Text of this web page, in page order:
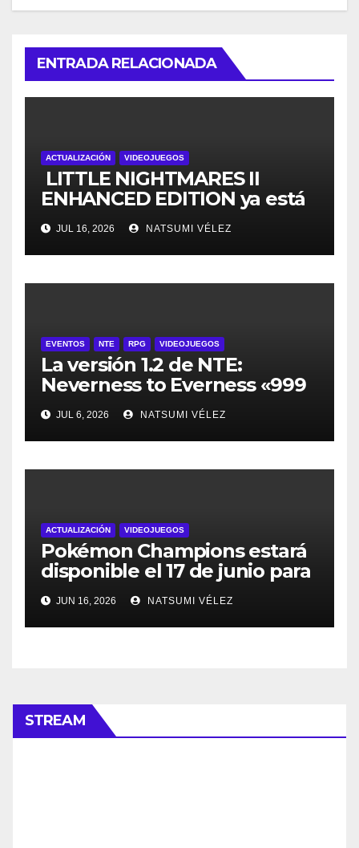
ENTRADA RELACIONADA
ACTUALIZACIÓN VIDEOJUEGOS
LITTLE NIGHTMARES II
ENHANCED EDITION ya está
disponible para Nintendo
Switch 2
JUL 16, 2026 NATSUMI VÉLEZ
EVENTOS NTE RPG VIDEOJUEGOS
La versión 1.2 de NTE:
Neverness to Everness «999
Noches” se estrena el 8 de
julio
JUL 6, 2026 NATSUMI VÉLEZ
ACTUALIZACIÓN VIDEOJUEGOS
Pokémon Champions estará
disponible el 17 de junio para
dispositivos iOS y Android
JUN 16, 2026 NATSUMI VÉLEZ
STREAM